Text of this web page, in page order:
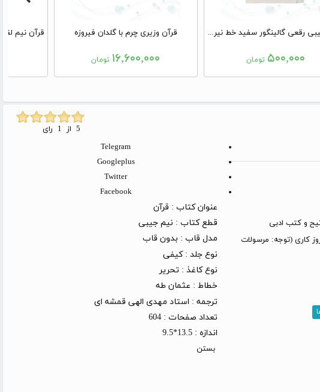
قرآن جیبی رقعی گالینگور سفید خط نیریزی بدون قاب
۵۰۰,۰۰۰ تومان
قرآن وزیری چرم با گلدان فیروزه
۱۶,۶۰۰,۰۰۰ تومان
و کتب ادبی
در تهران 1 روز و با پست حدودا بین 2 تا 6 روز کاری (توجه: مرسولات
Telegram
Googleplus
Twitter
Facebook
عنوان کتاب : قرآن
قطع کتاب : نیم جیبی
مدل قاب : بدون قاب
نوع جلد :کیفی
نوع کاغذ : تحریر
خطاط : عثمان طه
ترجمه : استاد مهدی الهی قمشه ای
تعداد صفحات :604
اندازه :13.5*9.5
بستن